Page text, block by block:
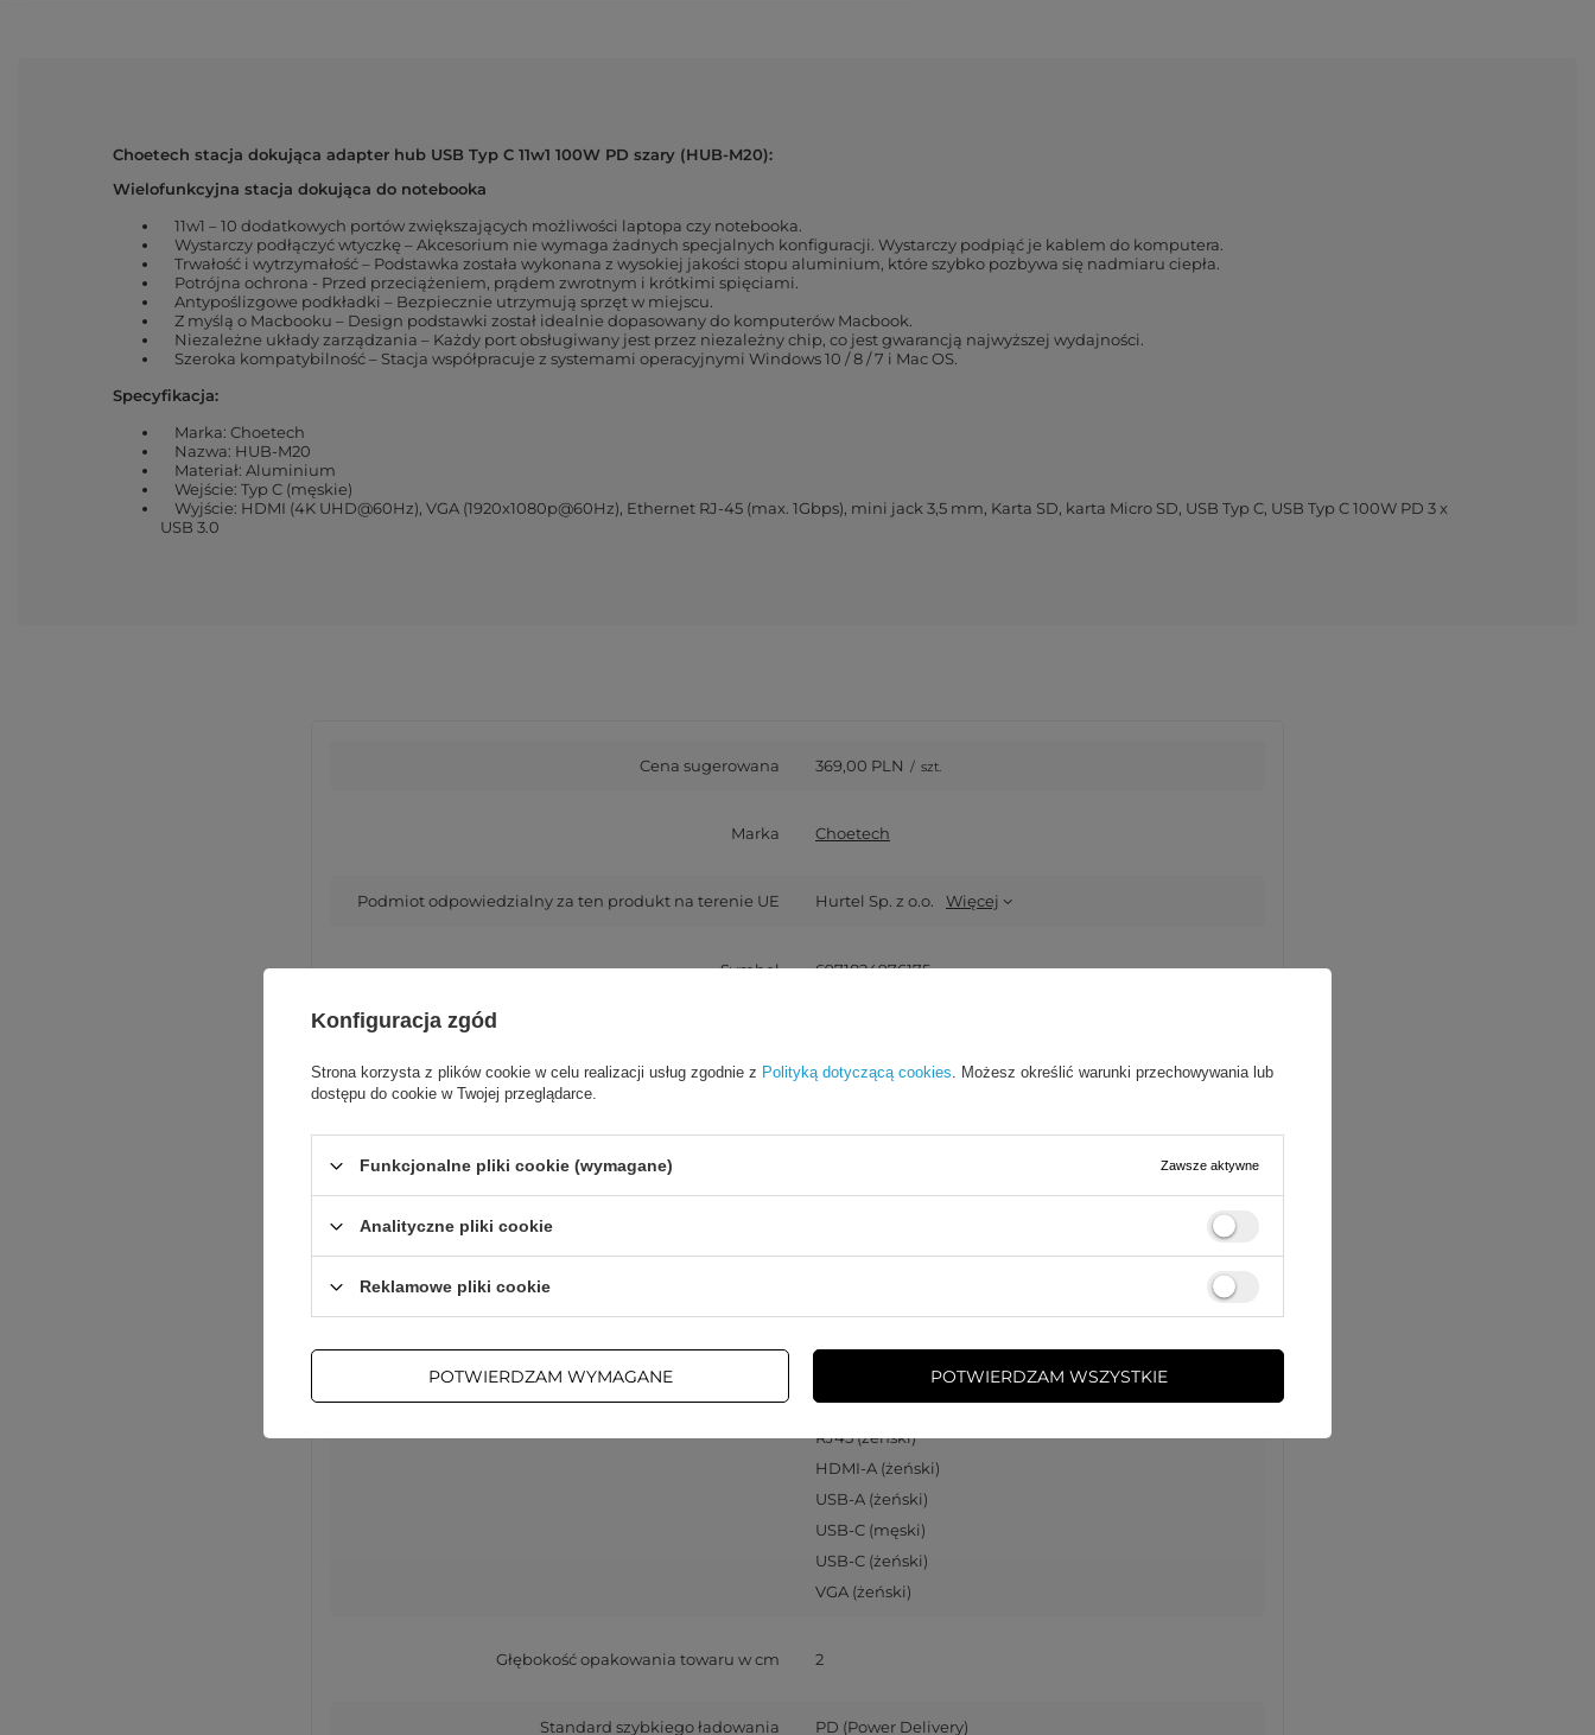
Choetech stacja dokująca adapter hub USB Typ C 11w1 100W PD szary (HUB-M20):
Wielofunkcyjna stacja dokująca do notebooka
11w1 – 10 dodatkowych portów zwiększających możliwości laptopa czy notebooka.
Wystarczy podłączyć wtyczkę – Akcesorium nie wymaga żadnych specjalnych konfiguracji. Wystarczy podpiąć je kablem do komputera.
Trwałość i wytrzymałość – Podstawka została wykonana z wysokiej jakości stopu aluminium, które szybko pozbywa się nadmiaru ciepła.
Potrójna ochrona - Przed przeciążeniem, prądem zwrotnym i krótkimi spięciami.
Antypoślizgowe podkładki – Bezpiecznie utrzymują sprzęt w miejscu.
Z myślą o Macbooku – Design podstawki został idealnie dopasowany do komputerów Macbook.
Niezależne układy zarządzania – Każdy port obsługiwany jest przez niezależny chip, co jest gwarancją najwyższej wydajności.
Szeroka kompatybilność – Stacja współpracuje z systemami operacyjnymi Windows 10 / 8 / 7 i Mac OS.
Specyfikacja:
Marka: Choetech
Nazwa: HUB-M20
Materiał: Aluminium
Wejście: Typ C (męskie)
Wyjście: HDMI (4K UHD@60Hz), VGA (1920x1080p@60Hz), Ethernet RJ-45 (max. 1Gbps), mini jack 3,5 mm, Karta SD, karta Micro SD, USB Typ C, USB Typ C 100W PD 3 x
USB 3.0
Cena sugerowana 369,00 PLN / szt.
Marka Choetech
Podmiot odpowiedzialny za ten produkt na terenie UE Hurtel Sp. z o.o. Więcej
Symbol 6971824976175
Rozdzielczość maksymalna
Rodzaj złącza
mini jack 3.5 mm (żeński)
RJ45 (żeński)
HDMI-A (żeński)
USB-A (żeński)
USB-C (męski)
USB-C (żeński)
VGA (żeński)
Głębokość opakowania towaru w cm 2
Standard szybkiego ładowania PD (Power Delivery)
Konfiguracja zgód
Strona korzysta z plików cookie w celu realizacji usług zgodnie z Polityką dotyczącą cookies. Możesz określić warunki przechowywania lub
dostępu do cookie w Twojej przeglądarce.
Funkcjonalne pliki cookie (wymagane) Zawsze aktywne
Analityczne pliki cookie
Reklamowe pliki cookie
POTWIERDZAM WYMAGANE POTWIERDZAM WSZYSTKIE